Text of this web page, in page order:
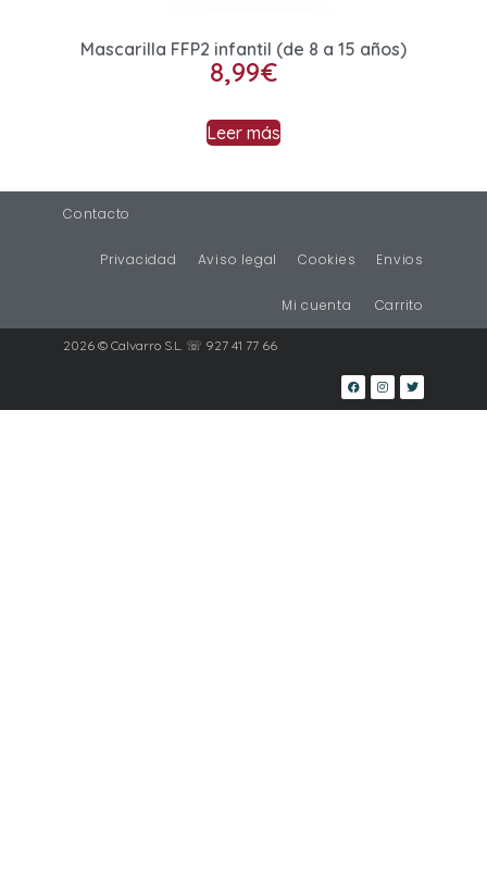
Mascarilla FFP2 infantil (de 8 a 15 años)
8,99€
Leer más
Contacto
Privacidad Aviso legal Cookies Envios
Mi cuenta Carrito
2026 © Calvarro S.L. ☏ 927 41 77 66